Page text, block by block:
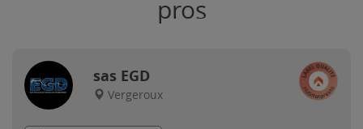
pros
sas EGD
Vergeroux